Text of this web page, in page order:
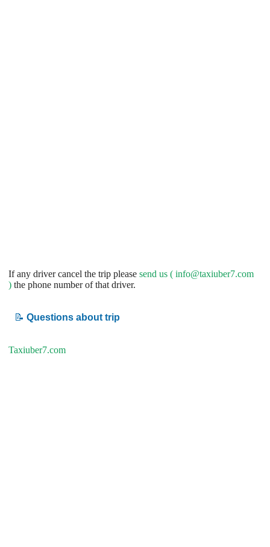
If any driver cancel the trip please send us ( info@taxiuber7.com
) the phone number of that driver.
📝 Questions about trip
Taxiuber7.com